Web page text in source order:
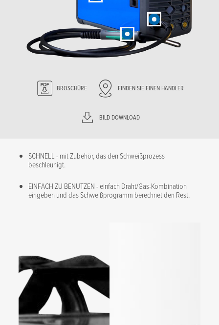
BROSCHÜRE FINDEN SIE EINEN HÄNDLER
BILD DOWNLOAD
SCHNELL - mit Zubehör, das den Schweißprozess
beschleunigt.
EINFACH ZU BENUTZEN - einfach Draht/Gas-Kombination
eingeben und das Schweißprogramm berechnet den Rest.